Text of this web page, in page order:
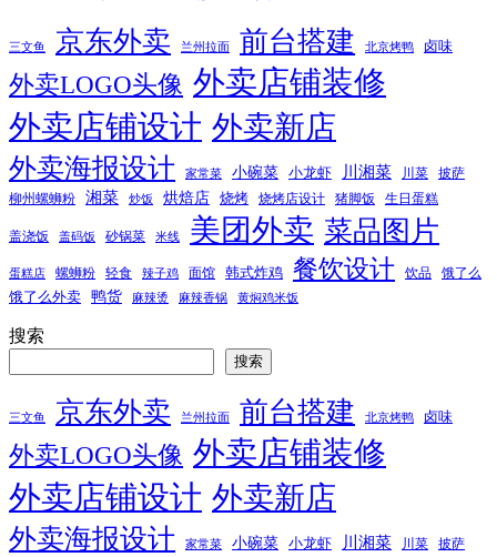
三文鱼 京东外卖 兰州拉面 前台搭建 北京烤鸭 卤味
外卖LOGO头像 外卖店铺装修
外卖店铺设计 外卖新店
外卖海报设计 家常菜 小碗菜 小龙虾 川湘菜 川菜
披萨
柳州螺蛳粉
湘菜 炒饭 烘焙店 烧烤 烧烤店设计 猪脚饭 生日蛋糕
盖浇饭 盖码饭 砂锅菜 米线 美团外卖 菜品图片
蛋糕店 螺蛳粉 轻食 辣子鸡 面馆 韩式炸鸡 餐饮设计 饮品 饿了么
饿了么外卖 鸭货 麻辣烫 麻辣香锅 黄焖鸡米饭
搜索
搜索
三文鱼 京东外卖 兰州拉面 前台搭建 北京烤鸭 卤味
外卖LOGO头像 外卖店铺装修
外卖店铺设计 外卖新店
外卖海报设计 家常菜 小碗菜 小龙虾 川湘菜 川菜
披萨